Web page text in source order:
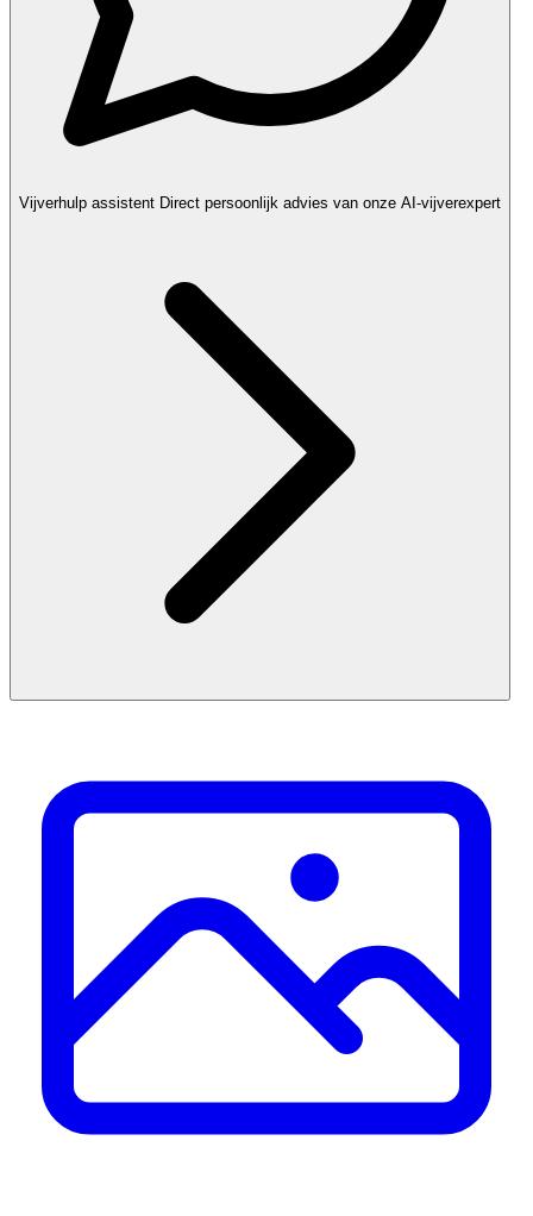
Vijverhulp assistent Direct persoonlijk advies van onze AI-vijverexpert